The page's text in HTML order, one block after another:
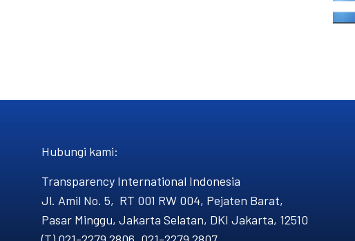
Hubungi kami​:
Transparency International Indonesia
Jl. Amil No. 5, RT 001 RW 004, Pejaten Barat,
Pasar Minggu, Jakarta Selatan, DKI Jakarta, 12510